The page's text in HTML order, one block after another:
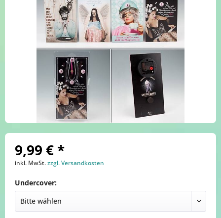
9,99 € *
inkl. MwSt.zzgl. Versandkosten
Undercover: